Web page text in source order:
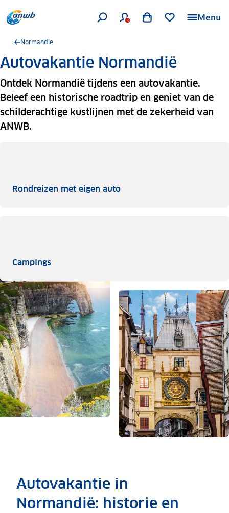
Menu
Normandie
Autovakantie Normandië
Ontdek Normandië tijdens een autovakantie.
Beleef een historische roadtrip en geniet van de
schilderachtige kustlijnen met de zekerheid van
ANWB.
Rondreizen met eigen autoRondreizen met eigen auto
CampingsCampings
Autovakantie in
Normandië: historie en